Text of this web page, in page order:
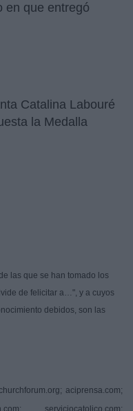
en que entregó
Catalina Labouré
la Medalla
las que se han tomado los
de felicitar a…", y a cuyos
debidos, son las
aciprensa.com;
serviciocatolico.com;